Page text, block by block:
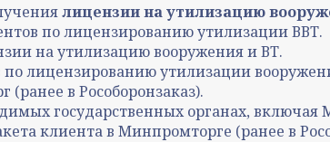
лицензии на утилизацию
по лицензированию утилизации ВВТ.
на утилизацию вооружения и ВТ.
лицензированию утилизации
в Рособоронзаказ).
государственных органах, включая
клиента в Минпромторге (ранее в